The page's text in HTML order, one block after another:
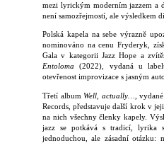
mezi lyrickým moderním jazzem a
není samozřejmostí, ale výsledkem
Polská kapela na sebe výrazně
nominováno na cenu Fryderyk,
Gala v kategorii Jazz Hope a
Entoloma (2022), vydaná u
otevřenost improvizace s jasným
Třetí albumWell, actually…
,
Records, představuje další krok v
na nich všechny členky kapely.
jazz se potkává s tradicí, lyrika
jednoduchou, ale zásadní